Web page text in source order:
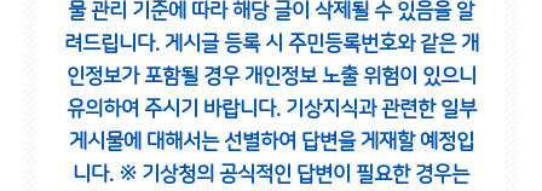
물 관리 기준에 따라 해당 글이 삭제될 수 있음을 알
려드립니다. 게시글 등록 시 주민등록번호와 같은 개
인정보가 포함될 경우 개인정보 노출 위험이 있으니
유의하여 주시기 바랍니다. 기상지식과 관련한 일부
게시물에 대해서는 선별하여 답변을 게재할 예정입
니다. ※ 기상청의 공식적인 답변이 필요한 경우는